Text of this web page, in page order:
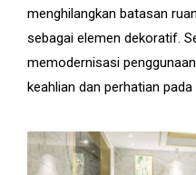
menghilangkan batasan
sebagai elemen dekoratif.
memodernisasi
keahlian dan perhatian